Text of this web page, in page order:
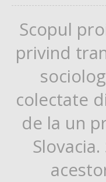
Scopul
privind
colectate
de la un